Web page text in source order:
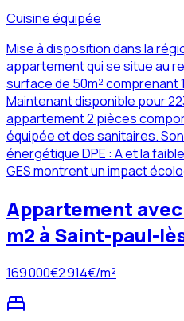
Cuisine équipée
Mise à disposition dans la
appartement qui se situe au
surface de 50m² comprenant
Maintenant disponible pour
appartement 2 pièces
équipée et des sanitaires.
énergétique DPE : A et la
GES montrent un impact
Appartement
m2 à Saint-paul-
169 000€2 914€/m²